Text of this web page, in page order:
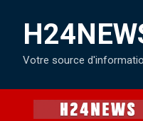
Votre source